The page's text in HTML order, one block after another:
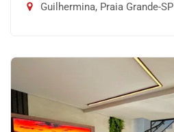
Guilhermina, Praia Grande-SP